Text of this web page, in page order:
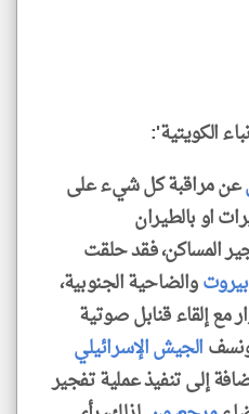
الكويتية':
عن مراقبة كل شيء على
او بالطيران
المساكن، فقد حلقت
بيروتوالضاحية الجنوبية،
مع إلقاء قنابل صوتية
الجيشالإسرائيلي
إلى تنفيذ عملية تفجير